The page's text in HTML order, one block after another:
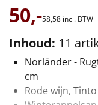
Mannen
Vrouwen
Duurzaam
Leuke
50,-58,58 incl. BTW
Inhoud: 11
Norländer -
cm
Rode wijn,